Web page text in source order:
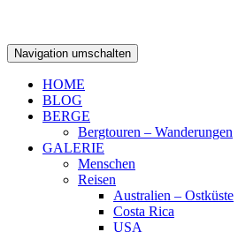
Navigation umschalten
HOME
BLOG
BERGE
Bergtouren – Wanderungen
GALERIE
Menschen
Reisen
Australien – Ostküste
Costa Rica
USA